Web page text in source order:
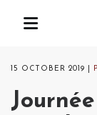
15 OCTOBER 2019